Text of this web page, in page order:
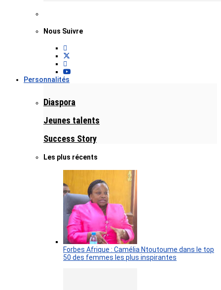
Nous Suivre
Personnalités
Diaspora
Jeunes talents
Success Story
Les plus récents
Forbes Afrique : Camélia Ntoutoume dans le top
50 des femmes les plus inspirantes